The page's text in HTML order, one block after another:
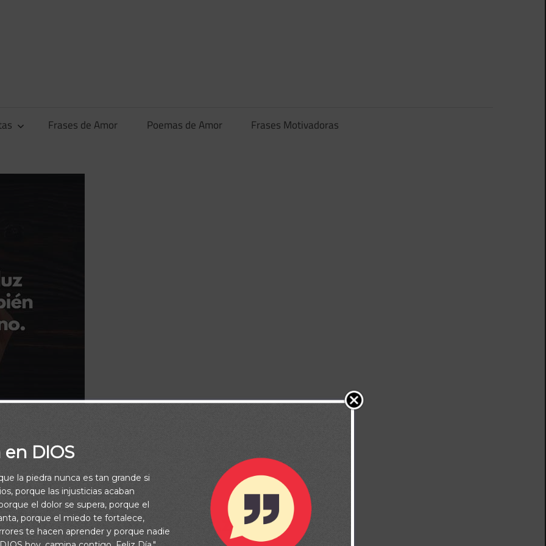
Frases de Amor Poemas de Amor Frases Motivadoras
/Videos Diarios
para que haya paz,
DIOS
la piedra nunca es tan grande si
porque las injusticias acaban
el dolor se supera, porque el
porque el miedo te fortalece,
te hacen aprender y porque nadie